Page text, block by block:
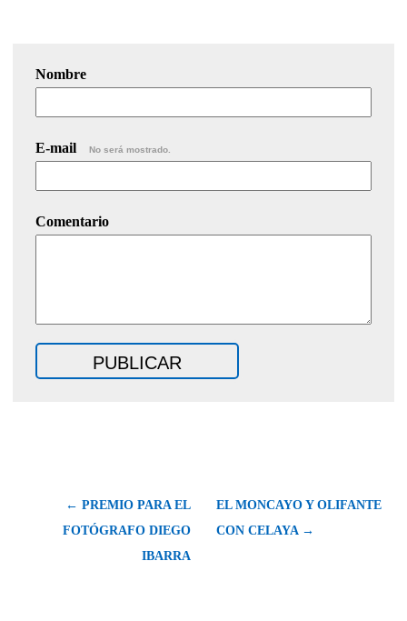
Nombre
E-mail No será mostrado.
Comentario
← PREMIO PARA EL
FOTÓGRAFO DIEGO
IBARRA
EL MONCAYO Y OLIFANTE
CON CELAYA →